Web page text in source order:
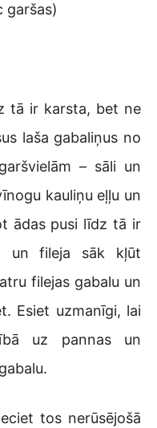
garšas)
tā ir karsta, bet ne
laša gabaliņus no
– sāli un
kauliņu eļļu un
ādas pusi līdz tā ir
un fileja sāk kļūt
filejas gabalu un
Esiet uzmanīgi, lai
uz pannas un
tos nerūsējošā